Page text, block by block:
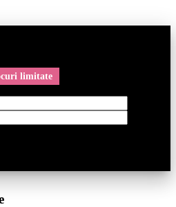
limitate